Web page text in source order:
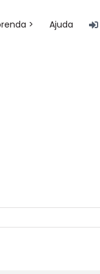
> Ajuda